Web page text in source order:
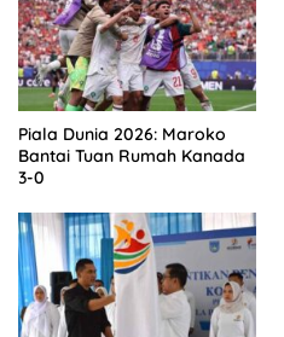
Piala Dunia 2026: Maroko
Bantai Tuan Rumah Kanada
3-0